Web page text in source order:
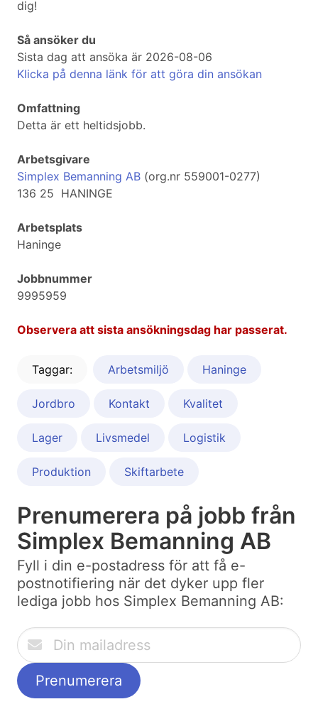
dig!
Så ansöker du
Sista dag att ansöka är 2026-08-06
Klicka på denna länk för att göra din ansökan
Omfattning
Detta är ett heltidsjobb.
Arbetsgivare
Simplex Bemanning AB (org.nr 559001-0277)
136 25 HANINGE
Arbetsplats
Haninge
Jobbnummer
9995959
Observera att sista ansökningsdag har passerat.
Taggar: Arbetsmiljö Haninge
Jordbro Kontakt Kvalitet
Lager Livsmedel Logistik
Produktion Skiftarbete
Prenumerera på jobb från
Simplex Bemanning AB
Fyll i din e-postadress för att få e-
postnotifiering när det dyker upp fler
lediga jobb hos Simplex Bemanning AB: